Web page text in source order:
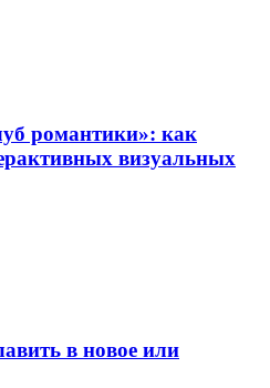
романтики»: как
визуальных
в новое или